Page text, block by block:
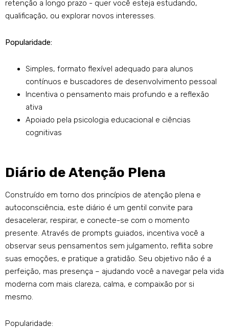
retenção a longo prazo - quer você esteja estudando,
qualificação, ou explorar novos interesses.
Popularidade:
Simples, formato flexível adequado para alunos
contínuos e buscadores de desenvolvimento pessoal
Incentiva o pensamento mais profundo e a reflexão
ativa
Apoiado pela psicologia educacional e ciências
cognitivas
Diário de Atenção Plena
Construído em torno dos princípios de atenção plena e
autoconsciência, este diário é um gentil convite para
desacelerar, respirar, e conecte-se com o momento
presente. Através de prompts guiados, incentiva você a
observar seus pensamentos sem julgamento, reflita sobre
suas emoções, e pratique a gratidão. Seu objetivo não é a
perfeição, mas presença – ajudando você a navegar pela vida
moderna com mais clareza, calma, e compaixão por si
mesmo.
Popularidade: